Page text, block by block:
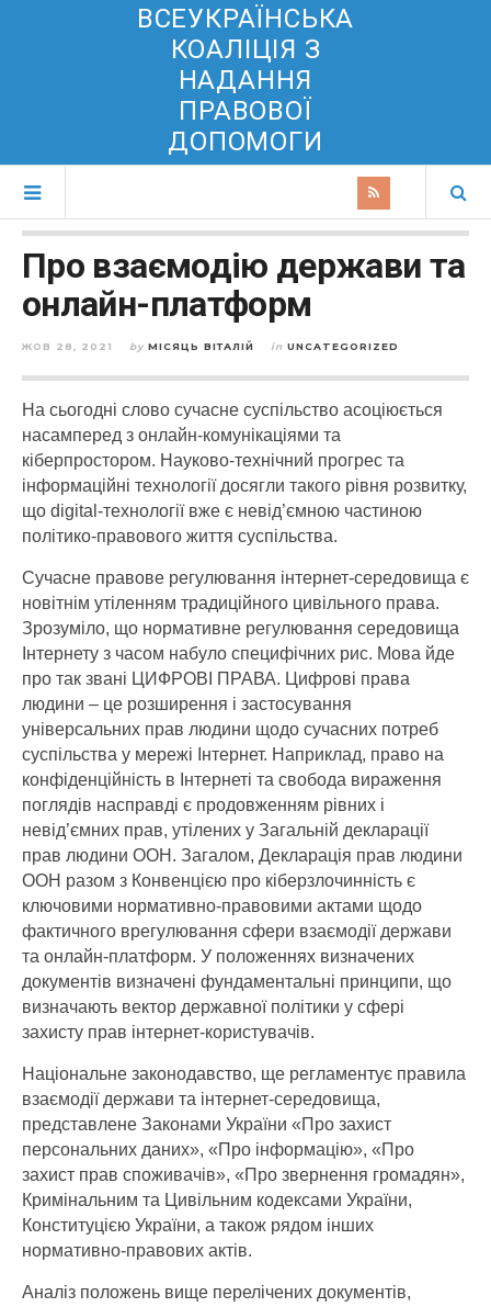
ВСЕУКРАЇНСЬКА
КОАЛІЦІЯ З
НАДАННЯ
ПРАВОВОЇ
ДОПОМОГИ
Про взаємодію держави та
онлайн-платформ
ЖОВ 28, 2021 by МІСЯЦЬ ВІТАЛІЙ in UNCATEGORIZED
На сьогодні слово сучасне суспільство асоціюється
насамперед з онлайн-комунікаціями та
кіберпростором. Науково-технічний прогрес та
інформаційні технології досягли такого рівня розвитку,
що digital-технології вже є невід’ємною частиною
політико-правового життя суспільства.
Сучасне правове регулювання інтернет-середовища є
новітнім утіленням традиційного цивільного права.
Зрозуміло, що нормативне регулювання середовища
Інтернету з часом набуло специфічних рис. Мова йде
про так звані ЦИФРОВІ ПРАВА. Цифрові права
людини – це розширення і застосування
універсальних прав людини щодо сучасних потреб
суспільства у мережі Інтернет. Наприклад, право на
конфіденційність в Інтернеті та свобода вираження
поглядів насправді є продовженням рівних і
невід’ємних прав, утілених у Загальній декларації
прав людини ООН. Загалом, Декларація прав людини
ООН разом з Конвенцією про кіберзлочинність є
ключовими нормативно-правовими актами щодо
фактичного врегулювання сфери взаємодії держави
та онлайн-платформ. У положеннях визначених
документів визначені фундаментальні принципи, що
визначають вектор державної політики у сфері
захисту прав інтернет-користувачів.
Національне законодавство, ще регламентує правила
взаємодії держави та інтернет-середовища,
представлене Законами України «Про захист
персональних даних», «Про інформацію», «Про
захист прав споживачів», «Про звернення громадян»,
Кримінальним та Цивільним кодексами України,
Конституцією України, а також рядом інших
нормативно-правових актів.
Аналіз положень вище перелічених документів,